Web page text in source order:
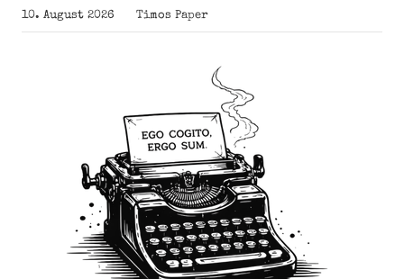
Zum
Inhalt
10. August 2026 Timos Paper